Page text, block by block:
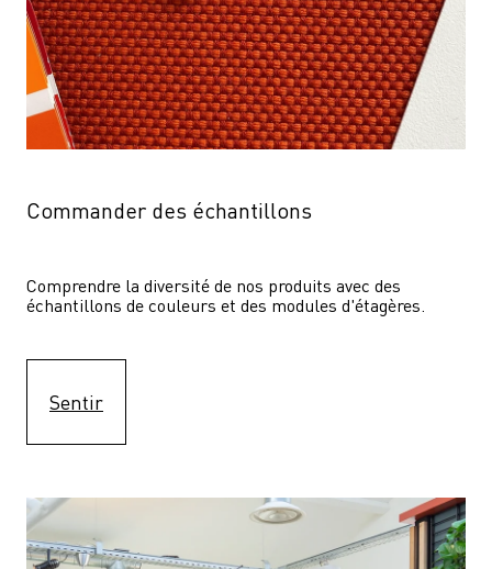
Commander des échantillons
Comprendre la diversité de nos produits avec des
échantillons de couleurs et des modules d'étagères.
Sentir